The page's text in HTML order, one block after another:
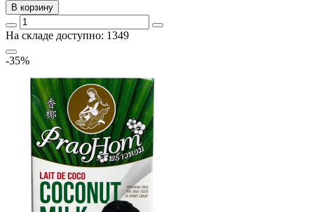
В корзину
На складе доступно: 1349
-35%